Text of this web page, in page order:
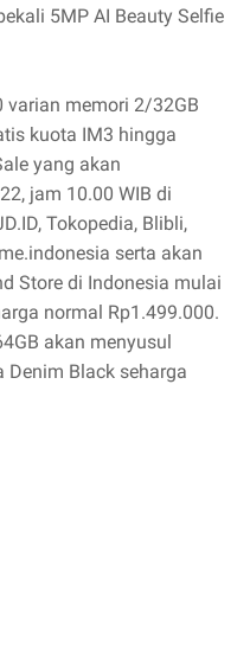
5MP AI Beauty Selfie
varian memori 2/32GB
kuota IM3 hingga
yang akan
jam 10.00 WIB di
Tokopedia, Blibli,
serta akan
Store di Indonesia mulai
normal Rp1.499.000.
akan menyusul
Denim Black seharga